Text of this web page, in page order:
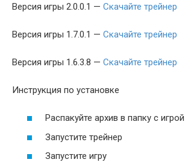
Версия игры 2.0.0.1 — Скачайте трейнер
Версия игры 1.7.0.1 — Скачайте трейнер
Версия игры 1.6.3.8 — Скачайте трейнер
Инструкция по установке
Распакуйте архив в папку с игрой
Запустите трейнер
Запустите игру